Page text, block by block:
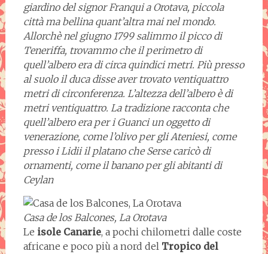
giardino del signor Franqui a Orotava, piccola
città ma bellina quant’altra mai nel mondo.
Allorchè nel giugno 1799 salimmo il picco di
Teneriffa, trovammo che il perimetro di
quell’albero era di circa quindici metri. Più presso
al suolo il duca disse aver trovato ventiquattro
metri di circonferenza. L’altezza dell’albero è di
metri ventiquattro. La tradizione racconta che
quell’albero era per i Guanci un oggetto di
venerazione, come l’olivo per gli Ateniesi, come
presso i Lidii il platano che Serse caricò di
ornamenti, come il banano per gli abitanti di
Ceylan
Casa de los Balcones, La Orotava
Le isole Canarie, a pochi chilometri dalle coste
africane e poco più a nord del Tropico del